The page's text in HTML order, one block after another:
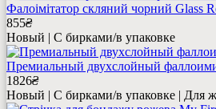
Фалоімітатор скляний чорний Glass
855₴
Новый | С бирками/в упаковке
Премиальный двухслойный
1826₴
Новый | С бирками/в упаковке | Для